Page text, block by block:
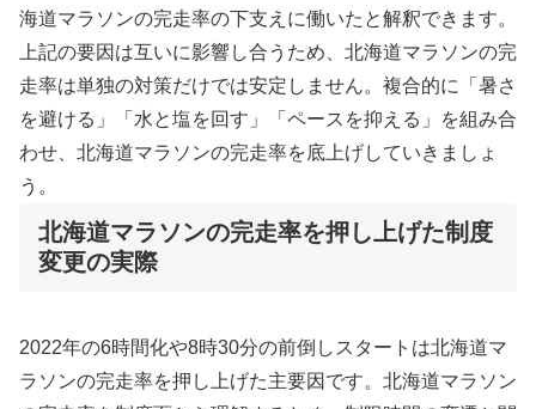
海道マラソンの完走率の下支えに働いたと解釈できます。
上記の要因は互いに影響し合うため、北海道マラソンの完
走率は単独の対策だけでは安定しません。複合的に「暑さ
を避ける」「水と塩を回す」「ペースを抑える」を組み合
わせ、北海道マラソンの完走率を底上げしていきましょ
う。
北海道マラソンの完走率を押し上げた制度
変更の実際
2022年の6時間化や8時30分の前倒しスタートは北海道マ
ラソンの完走率を押し上げた主要因です。北海道マラソン